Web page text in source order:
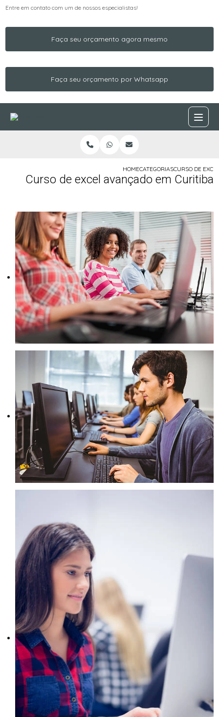
Entre em contato com um de nossos especialistas!
Faça seu orçamento agora mesmo
Faça seu orçamento por Whatsapp
HOMECATEGORIASCURSO DE
Curso de excel avançado em Curitiba